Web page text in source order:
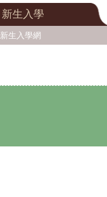
新生入學
新生入學網